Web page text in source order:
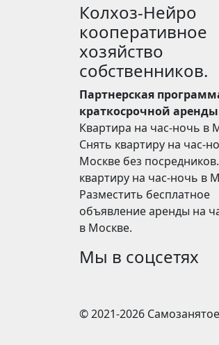
Колхоз-Нейро
кооперативное
хозяйство
собственников.
Партнерская
краткосрочной
Квартира на час-ночь в
Снять квартиру на час-
Москве без
квартиру на час-ночь в
Разместить бесплатное
объявление аренды на
в Москве.
Мы в соцсетях
© 2021-2026